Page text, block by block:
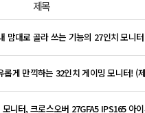
제목
맘대로 골라 쓰는 기능의 27인치 모니터
롭게 만끽하는 32인치 게이밍 모니터! (
니터, 크로스오버 27GFA5 IPS165 아